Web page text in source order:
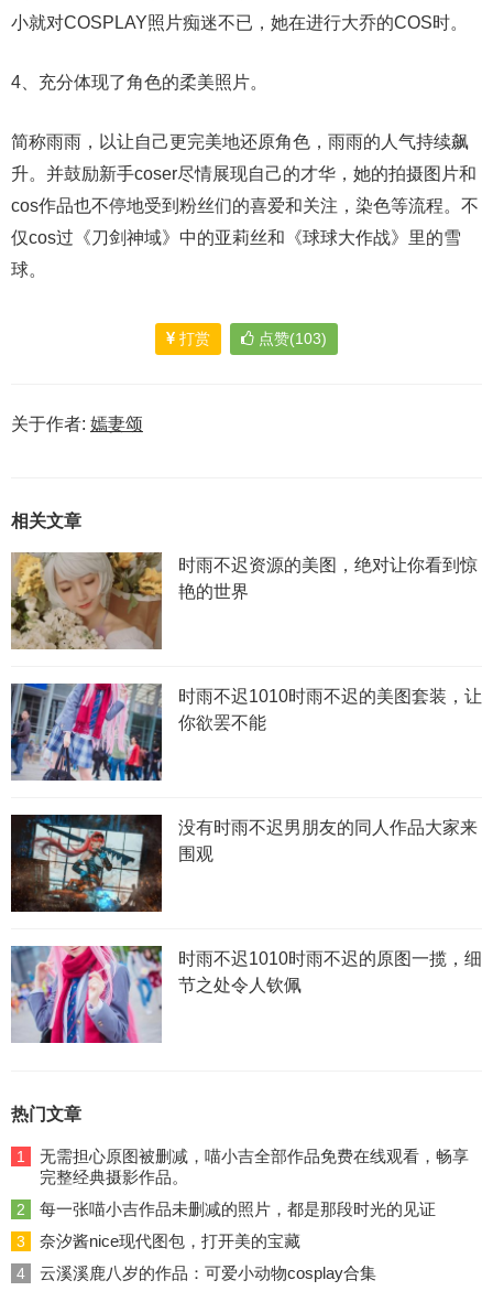
小就对COSPLAY照片痴迷不已，她在进行大乔的COS时。
4、充分体现了角色的柔美照片。
简称雨雨，以让自己更完美地还原角色，雨雨的人气持续飙
升。并鼓励新手coser尽情展现自己的才华，她的拍摄图片和
cos作品也不停地受到粉丝们的喜爱和关注，染色等流程。不
仅cos过《刀剑神域》中的亚莉丝和《球球大作战》里的雪
球。
打赏 点赞(103)
关于作者: 嫣妻颂
相关文章
时雨不迟资源的美图，绝对让你看到惊
艳的世界
时雨不迟1010时雨不迟的美图套装，让
你欲罢不能
没有时雨不迟男朋友的同人作品大家来
围观
时雨不迟1010时雨不迟的原图一揽，细
节之处令人钦佩
热门文章
1
无需担心原图被删减，喵小吉全部作品免费在线观看，畅享
完整经典摄影作品。
2 每一张喵小吉作品未删减的照片，都是那段时光的见证
3 奈汐酱nice现代图包，打开美的宝藏
4 云溪溪鹿八岁的作品：可爱小动物cosplay合集